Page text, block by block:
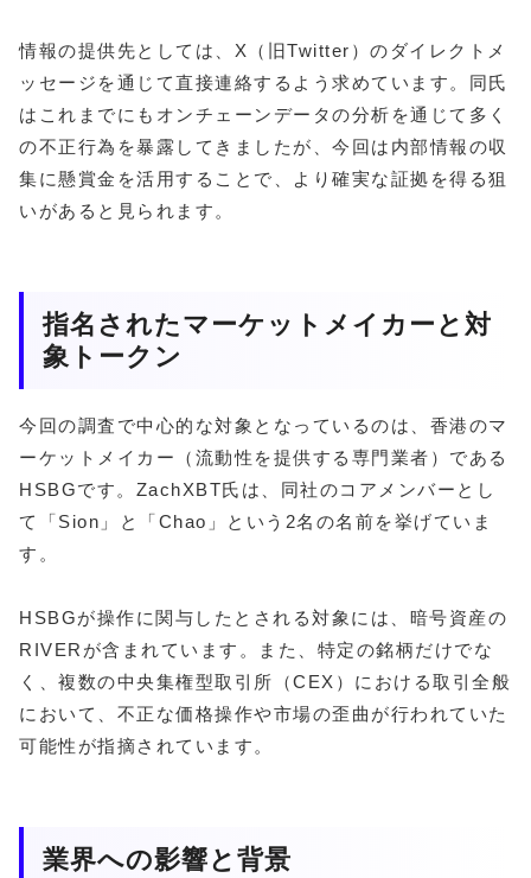
情報の提供先としては、X（旧Twitter）のダイレクトメ
ッセージを通じて直接連絡するよう求めています。同氏
はこれまでにもオンチェーンデータの分析を通じて多く
の不正行為を暴露してきましたが、今回は内部情報の収
集に懸賞金を活用することで、より確実な証拠を得る狙
いがあると見られます。
指名されたマーケットメイカーと対
象トークン
今回の調査で中心的な対象となっているのは、香港のマ
ーケットメイカー（流動性を提供する専門業者）である
HSBGです。ZachXBT氏は、同社のコアメンバーとし
て「Sion」と「Chao」という2名の名前を挙げていま
す。
HSBGが操作に関与したとされる対象には、暗号資産の
RIVERが含まれています。また、特定の銘柄だけでな
く、複数の中央集権型取引所（CEX）における取引全般
において、不正な価格操作や市場の歪曲が行われていた
可能性が指摘されています。
業界への影響と背景